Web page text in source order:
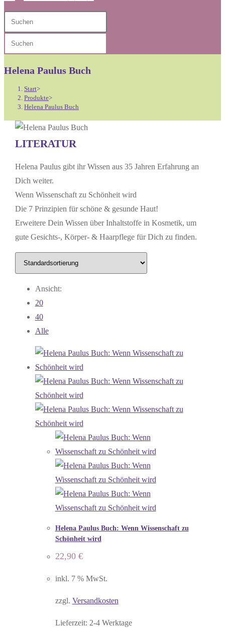
Diese
Website
durchsuchen
Escape
Escape
panel.
Helena Paulus Buch
Start>
Produkte>
Helena Paulus Buch
LITERATUR
Helena Paulus gibt ihr Wissen aus 35 Jahren Erfahrung an
Dich weiter.
Wenn Wissenschaft zu Schönheit wird
Die 7 Prinzipien für schöne & gesunde Haut!
Erweitere Dein Wissen über Inhaltstoffe in Kosmetik, um
gute Gesichts-, Körper- & Haarpflege für Dich zu finden.
Ansicht:
20
40
Alle
Helena Paulus Buch: Wenn Wissenschaft zu
Schönheit wird
22,90 €
inkl. 7 % MwSt.
zzgl. Versandkosten
Lieferzeit: 2-4 Werktage